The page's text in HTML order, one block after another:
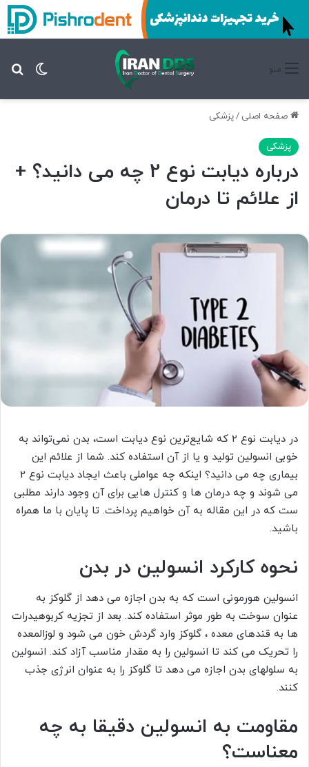
تغییر منو
صفحه اصلی /پزشکی
پزشکی
درباره دیابت نوع 2 چه می دانید؟ +
از علائم تا درمان
در دیابت نوع ۲ که شایع‌ترین نوع دیابت است، بدن نمی‌تواند به
خوبی انسولین تولید و یا از آن استفاده کند. شما از علائم این
بیماری چه می دانید؟ اینکه چه عواملی باعث ایجاد دیابت نوع 2
می شوند و چه درمان ها و کنترل هایی برای آن وجود دارند مطلبی
ست که در این مقاله به آن خواهیم پرداخت. تا پایان با ما همراه
باشید.
نحوه کارکرد انسولین در بدن
انسولین هورمونی است که به بدن اجازه می دهد از گلوکز به
عنوان سوخت به طور موثر استفاده کند. بعد از تجزیه کربوهیدرات
ها به قندهای معده ، گلوکز وارد گردش خون می شود و لوزالمعده
را تحریک می کند تا انسولین را به مقدار مناسب آزاد کند. انسولین
به سلولهای بدن اجازه می دهد تا گلوکز را به عنوان انرژی جذب
کنند.
مقاومت به انسولین دقیقا به چه
معناست؟